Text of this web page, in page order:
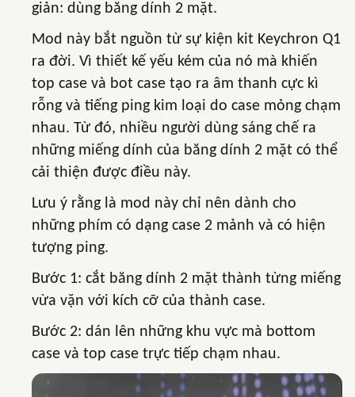
giản: dùng băng dính 2 mặt.
Mod này bắt nguồn từ sự kiện kit Keychron Q1
ra đời. Vì thiết kế yếu kém của nó mà khiến
top case và bot case tạo ra âm thanh cực kì
rỗng và tiếng ping kim loại do case mỏng chạm
nhau. Từ đó, nhiều người dùng sáng chế ra
những miếng dính của băng dính 2 mặt có thể
cải thiện được điều này.
Lưu ý rằng là mod này chỉ nên dành cho
những phím có dạng case 2 mảnh và có hiện
tượng ping.
Bước 1: cắt băng dính 2 mặt thành từng miếng
vừa vặn với kích cỡ của thành case.
Bước 2: dán lên những khu vực mà bottom
case và top case trực tiếp chạm nhau.